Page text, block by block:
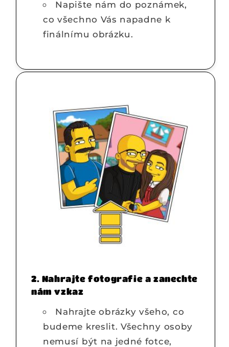
Napište nám do poznámek,
co všechno Vás napadne k
finálnímu obrázku.
2. Nahrajte fotografie a zanechte
nám vzkaz
Nahrajte obrázky všeho, co
budeme kreslit. Všechny osoby
nemusí být na jedné fotce,